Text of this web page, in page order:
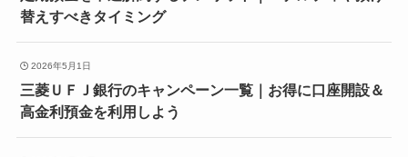
替えすべきタイミング
2026年5月1日
三菱ＵＦＪ銀行のキャンペーン一覧｜お得に口座開設＆
高金利預金を利用しよう